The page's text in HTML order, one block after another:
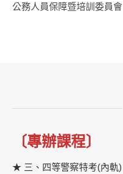
公務人員保障暨培訓委員會
〔專辦課程〕
★ 三、四等警察特考(內軌)